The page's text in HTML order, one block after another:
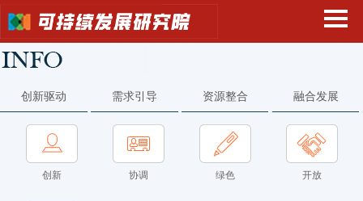
创新驱动 需求引导 资源整合 融合发展
创新 协调 绿色 开放